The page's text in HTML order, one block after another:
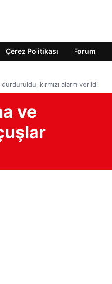
Çerez Politikası Forum
kırmızı alarm verildi
ve